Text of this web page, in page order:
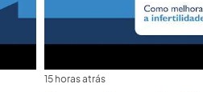
15 horas atrás